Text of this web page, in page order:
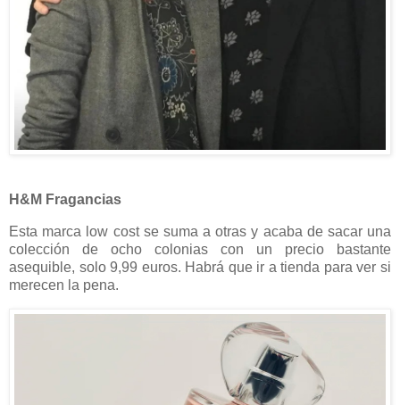
H&M Fragancias
Esta marca low cost se suma a otras y acaba de sacar una
colección de ocho colonias con un precio bastante
asequible, solo 9,99 euros. Habrá que ir a tienda para ver si
merecen la pena.